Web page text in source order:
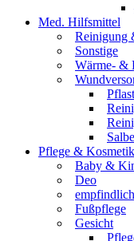
Med. Hilfsmittel
Reinigung
Sonstige
Wärme- &
Pflege & Kosmetik
Baby &
Deo
Fußpflege
Gesicht